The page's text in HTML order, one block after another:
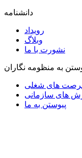
دانشنامه
رویداد
وبلاگ
نشورت با ما
به منظومه نگاران
های شغلی
های سازمانی
پیوستن به ما